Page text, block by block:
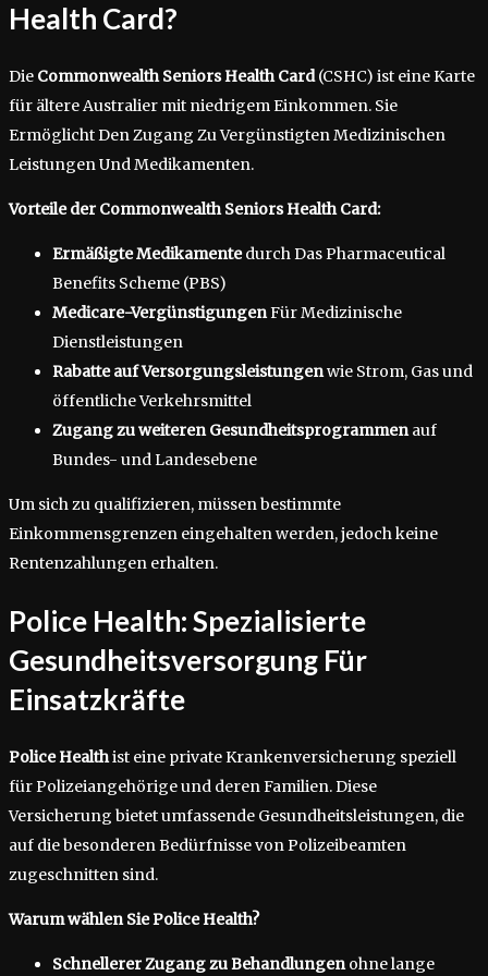
Health Card?
Die Commonwealth Seniors Health Card(CSHC) ist eine Karte
für ältere Australier mit niedrigem Einkommen. Sie
Ermöglicht Den Zugang Zu Vergünstigten Medizinischen
Leistungen Und Medikamenten.
Vorteile der Commonwealth Seniors Health Card:
Ermäßigte Medikamentedurch Das Pharmaceutical
Benefits Scheme (PBS)
Medicare-VergünstigungenFür Medizinische
Dienstleistungen
Rabatte auf Versorgungsleistungenwie Strom, Gas und
öffentliche Verkehrsmittel
Zugang zu weiteren Gesundheitsprogrammen auf
Bundes- und Landesebene
Um sich zu qualifizieren, müssen bestimmte
Einkommensgrenzen eingehalten werden, jedoch keine
Rentenzahlungen erhalten.
Police Health: Spezialisierte
Gesundheitsversorgung Für
Einsatzkräfte
Police Healthist eine private Krankenversicherung speziell
für Polizeiangehörige und deren Familien. Diese
Versicherung bietet umfassende Gesundheitsleistungen, die
auf die besonderen Bedürfnisse von Polizeibeamten
zugeschnitten sind.
Warum wählen Sie Police Health?
Schnellerer Zugang zu Behandlungenohne lange